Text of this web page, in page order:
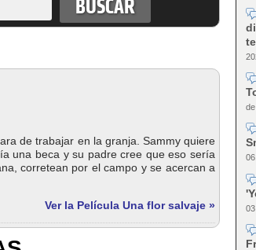
de trabajar en la granja. Sammy quiere
una beca y su padre cree que eso sería
corretean por el campo y se acercan a
Ver la Película Una flor salvaje »